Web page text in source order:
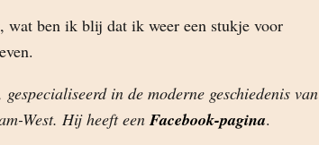
wat ben ik blij dat ik weer een stukje voor
in de moderne geschiedenis van
West. Hij heeft eenFacebook-pagina.